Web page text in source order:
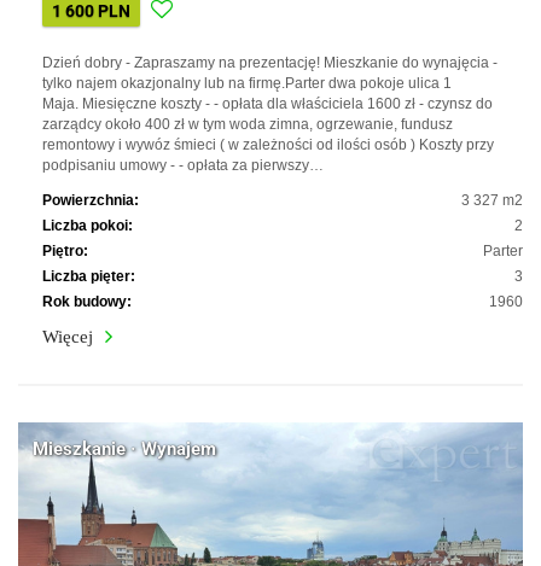
1 600 PLN
Dzień dobry - Zapraszamy na prezentację! Mieszkanie do wynajęcia -
tylko najem okazjonalny lub na firmę.Parter dwa pokoje ulica 1
Maja. Miesięczne koszty - - opłata dla właściciela 1600 zł - czynsz do
zarządcy około 400 zł w tym woda zimna, ogrzewanie, fundusz
remontowy i wywóz śmieci ( w zależności od ilości osób ) Koszty przy
podpisaniu umowy - - opłata za pierwszy…
Powierzchnia:
3 327 m2
Liczba pokoi:
2
Piętro:
Parter
Liczba pięter:
3
Rok budowy:
1960
Więcej
Mieszkanie · Wynajem